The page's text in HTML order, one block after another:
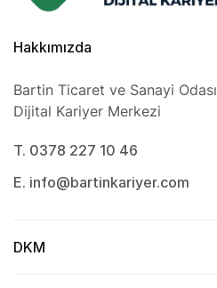
Hakkımızda
Bartin Ticaret ve Sanayi Odası
Dijital Kariyer Merkezi
T. 0378 227 10 46
E. info@bartinkariyer.com
DKM